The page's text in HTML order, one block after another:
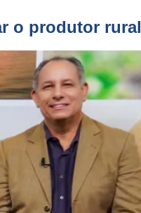
o produtor rural